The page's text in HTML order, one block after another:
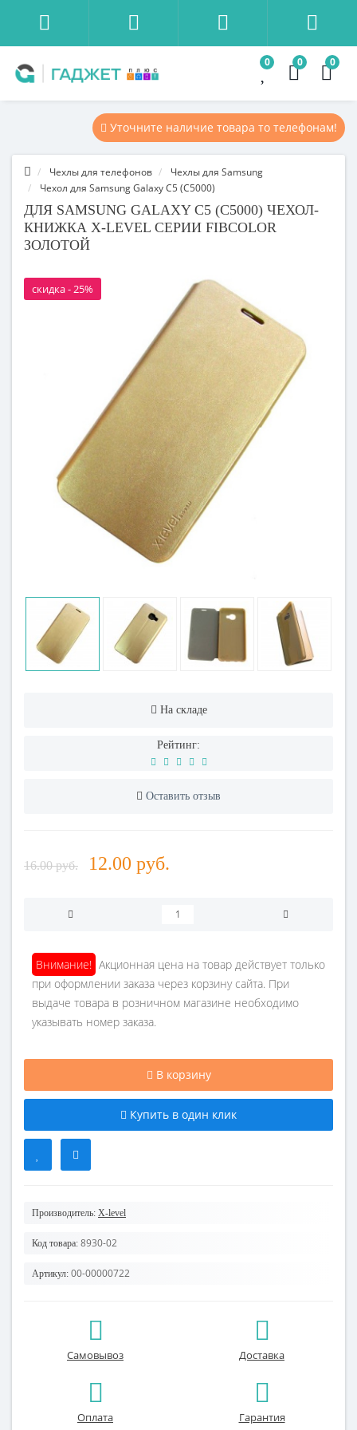
0 0 0
Уточните наличие товара то телефонам!
Чехлы для телефонов
Чехлы для Samsung
Чехол для Samsung Galaxy C5 (C5000)
ДЛЯ SAMSUNG GALAXY C5 (C5000) ЧЕХОЛ-
КНИЖКА X-LEVEL СЕРИИ FIBCOLOR
ЗОЛОТОЙ
скидка - 25%
На складе
Рейтинг:
Оставить отзыв
16.00 руб. 12.00 руб.
Внимание! Акционная цена на товар действует только
при оформлении заказа через корзину сайта. При
выдаче товара в розничном магазине необходимо
указывать номер заказа.
В корзину
Купить в один клик
Производитель: X-level
Код товара: 8930-02
Артикул: 00-00000722
Самовывоз Доставка
Оплата Гарантия